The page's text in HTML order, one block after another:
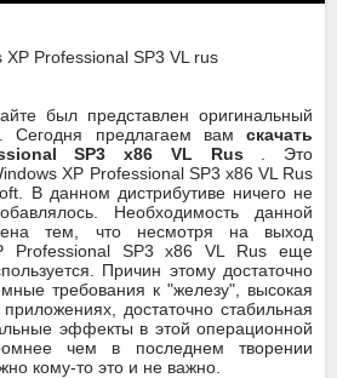
был представлен оригинальный
Сегодня предлагаем вам скачать
SP3 x86 VL Rus
. Это
XP Professional SP3 x86 VL Rus
В данном дистрибутиве ничего не
Необходимость данной
тем, что несмотря на выход
Professional SP3 x86 VL Rus еще
Причин этому достаточно
требования к "железу", высокая
достаточно стабильная
эффекты в этой операционной
чем в последнем творении
кому-то это и не важно.